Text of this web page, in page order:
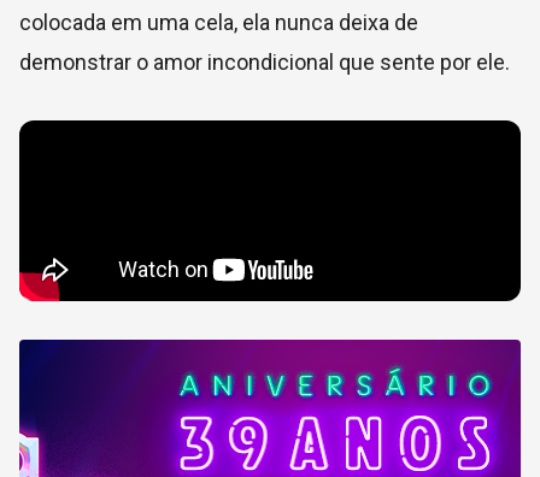
colocada em uma cela, ela nunca deixa de
demonstrar o amor incondicional que sente por ele.